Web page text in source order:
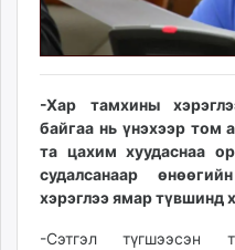
unen.mn
asu.mn
shudarga.mn
shuurhai.mn
unuudur.mn
isee.mn
mglradio.com
fact.mn
itoim.mn
-Хар тамхины
байгаа нь үнэхээр том
та цахим хуудаснаа
судалсанаар
хэрэглээ ямар түвшинд
-Сэтгэл түгшээсэн